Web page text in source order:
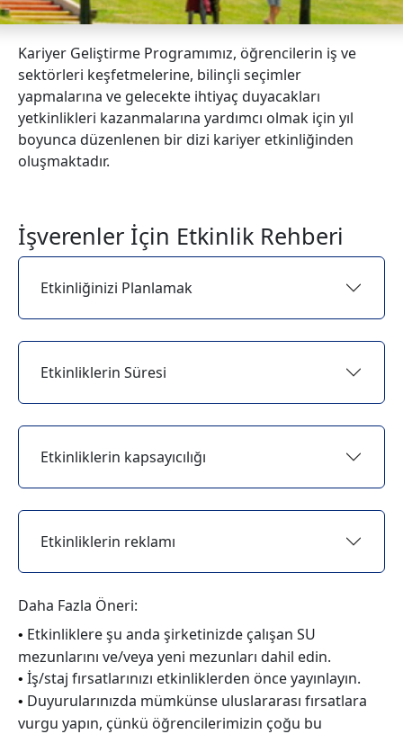
Kariyer Geliştirme Programımız, öğrencilerin iş ve
sektörleri keşfetmelerine, bilinçli seçimler
yapmalarına ve gelecekte ihtiyaç duyacakları
yetkinlikleri kazanmalarına yardımcı olmak için yıl
boyunca düzenlenen bir dizi kariyer etkinliğinden
oluşmaktadır.
İşverenler İçin Etkinlik Rehberi
Etkinliğinizi Planlamak
Etkinliklerin Süresi
Etkinliklerin kapsayıcılığı
Etkinliklerin reklamı
Daha Fazla Öneri:
• Etkinliklere şu anda şirketinizde çalışan SU
mezunlarını ve/veya yeni mezunları dahil edin.
• İş/staj fırsatlarınızı etkinliklerden önce yayınlayın.
• Duyurularınızda mümkünse uluslararası fırsatlara
vurgu yapın, çünkü öğrencilerimizin çoğu bu